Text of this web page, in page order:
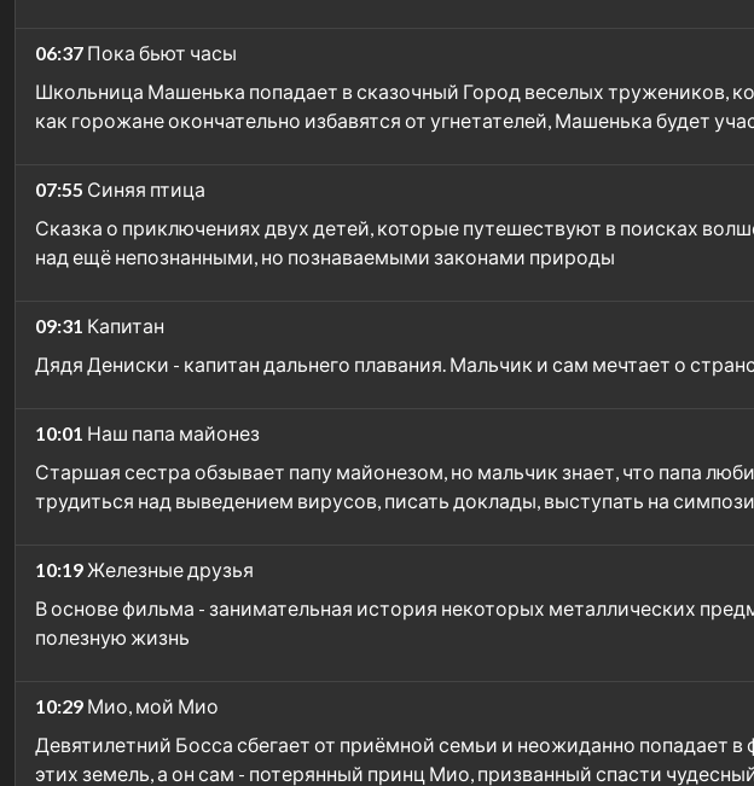
06:37 Пока бьют часы
Школьница Машенька попадает в сказочный Город веселых тружеников,
как горожане окончательно избавятся от угнетателей, Машенька будет
07:55 Синяя птица
Сказка о приключениях двух детей, которые путешествуют в поисках
над ещё непознанными, но познаваемыми законами природы
09:31 Капитан
Дядя Дениски - капитан дальнего плавания. Мальчик и сам мечтает о
10:01 Наш папа майонез
Старшая сестра обзывает папу майонезом, но мальчик знает, что папа
трудиться над выведением вирусов, писать доклады, выступать на
10:19 Железные друзья
В основе фильма - занимательная история некоторых металлических
полезную жизнь
10:29 Мио, мой Мио
Девятилетний Босса сбегает от приёмной семьи и неожиданно попадает
этих земель, а он сам - потерянный принц Мио, призванный спасти